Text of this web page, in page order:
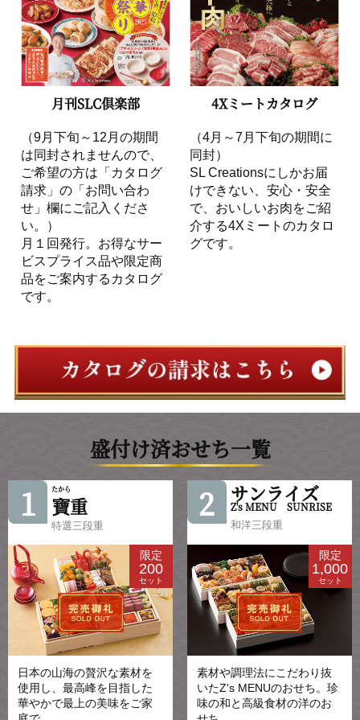
月刊SLC倶楽部
（9月下旬～12月の期間
は同封されませんので、
ご希望の方は「カタログ
請求」の「お問い合わ
せ」欄にご記入くださ
い。）
月１回発行。お得なサー
ビスプライス品や限定商
品をご案内するカタログ
です。
4Xミートカタログ
（4月～7月下旬の期間に
同封）
SL Creationsにしかお届
けできない、安心・安全
で、おいしいお肉をご紹
介する4Xミートのカタロ
グです。
盛付け済おせち一覧
1 寶
たから
重
特選三段重
限定
200
セット
日本の山海の贅沢な素材を
使用し、最高峰を目指した
華やかで最上の美味をご家
2 サンライズ
Z's MENU SUNRISE
和洋三段重
限定
1,000
セット
素材や調理法にこだわり抜
いたZ's MENUのおせち。珍
味の和と高級食材の洋のお